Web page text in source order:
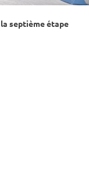
septième étape